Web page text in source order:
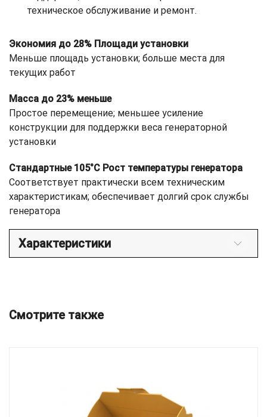
техническое обслуживание и ремонт.
Экономия до 28% Площади установки
Меньше площадь установки; больше места для
текущих работ
Масса до 23% меньше
Простое перемещение; меньшее усиление
конструкции для поддержки веса генераторной
установки
Стандартные 105°C Рост температуры генератора
Соответствует практически всем техническим
характеристикам; обеспечивает долгий срок службы
генератора
Характеристики
Смотрите также